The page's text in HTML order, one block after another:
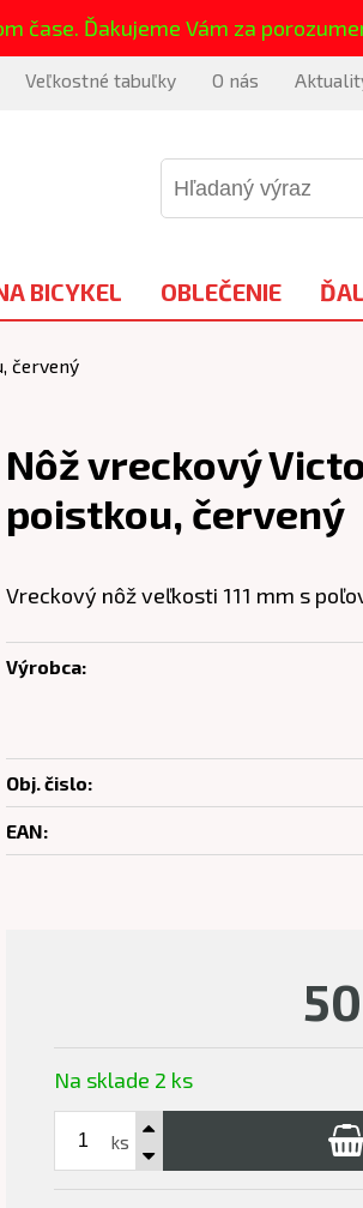
čase. Ďakujeme Vám za
Veľkostné tabuľky O nás
BICYKEL OBLEČENIE
červený
Nôž vreckový
poistkou, červený
Na sklade 2 ks
ks
Vreckový nôž veľkosti 111 mm s
Výrobca:
Obj. čislo:
EAN: